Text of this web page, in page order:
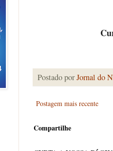
Postado porJornal do
Postagem mais recente
Compartilhe